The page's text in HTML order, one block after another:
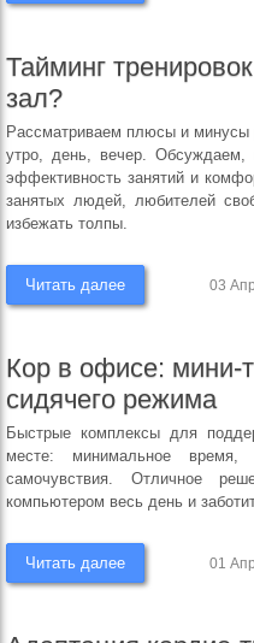
Тайминг
зал?
Рассматриваем плюсы и минусы
утро, день, вечер. Обсуждаем,
эффективность занятий и
занятых людей, любителей
избежать толпы.
Читать далее 03
Кор в офисе: мини-
сидячего режима
Быстрые комплексы для
месте: минимальное
самочувствия. Отличное
компьютером весь день и
Читать далее 01